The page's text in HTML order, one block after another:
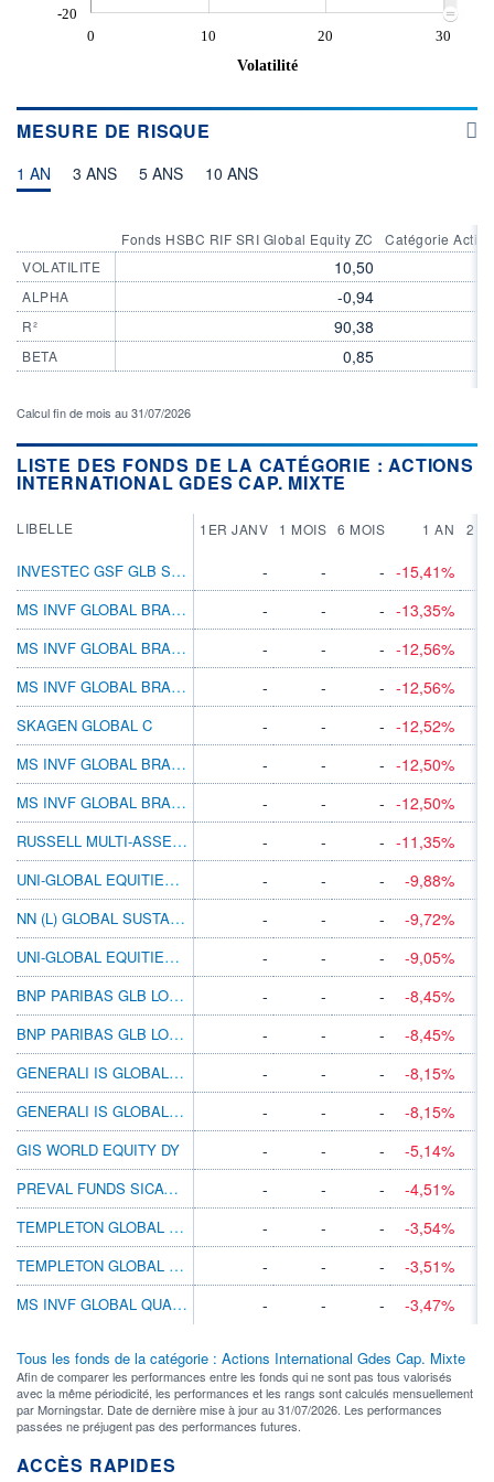
-20
0 10 20
30
Volatilité
MESURE DE RISQUE
1 AN 3 ANS 5 ANS 10 ANS
VOLATILITE
ALPHA
R²
BETA
Fonds HSBC RIF SRI Global Equity ZC
10,50
-0,94
90,38
0,85
Catégorie
Calcul fin de mois au 31/07/2026
LISTE DES FONDS DE LA CATÉGORIE : ACTIONS
INTERNATIONAL GDES CAP. MIXTE
LIBELLE 1ER JANV 1 MOIS 6 MOIS 1 AN 2
INVESTEC GSF GLB STRAT EQ S INC EUR - - - -15,41%
MS INVF GLOBAL BRANDS AX
- - - -13,35%
MS INVF GLOBAL BRANDS F
- - - -12,56%
MS INVF GLOBAL BRANDS FX
- - - -12,56%
SKAGEN GLOBAL C - - - -12,52%
MS INVF GLOBAL BRANDS Z
- - - -12,50%
MS INVF GLOBAL BRANDS ZX
- - - -12,50%
RUSSELL MULTI-ASSET 90 A ACC
- - - -11,35%
UNI-GLOBAL EQUITIES WORLD TA-USD
- - -
-9,88%
NN (L) GLOBAL SUSTAINABLE EQ V CAP EUR
- - -
-9,72%
UNI-GLOBAL EQUITIES WORLD RAC-EUR
- - -
-9,05%
BNP PARIBAS GLB LOW VOL EQ CL CZK CAP
- - -
-8,45%
BNP PARIBAS GLB LOW VOL EQ CL USD MD DIS
- - -
-8,45%
GENERALI IS GLOBAL EQUITY AX
- - -
-8,15%
GENERALI IS GLOBAL EQUITY AY
- - - -8,15%
GIS WORLD EQUITY DY - - -
-5,14%
PREVAL FUNDS SICAV - WORLD WINNERS I EUR
- - -
-4,51%
TEMPLETON GLOBAL A(ACC)HKD
- - -
-3,54%
TEMPLETON GLOBAL A(ACC)SGD
- - -
-3,51%
MS INVF GLOBAL QUALITY A
- - - -3,47%
Tous les fonds de la catégorie : Actions International Gdes Cap. Mixte
Afin de comparer les performances entre les fonds qui ne sont pas tous valorisés
avec la même périodicité, les performances et les rangs sont calculés mensuellement
par Morningstar. Date de dernière mise à jour au 31/07/2026. Les performances
passées ne préjugent pas des performances futures.
ACCÈS RAPIDES